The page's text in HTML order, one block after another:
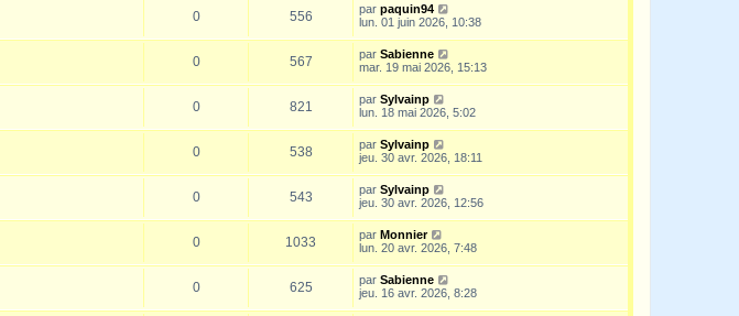
0 556 par paquin94
lun. 01 juin 2026, 10:38
0 567 par Sabienne
mar. 19 mai 2026, 15:13
0 821 par Sylvainp
lun. 18 mai 2026, 5:02
0 538 par Sylvainp
jeu. 30 avr. 2026, 18:11
0 543 par Sylvainp
jeu. 30 avr. 2026, 12:56
0 1033 par Monnier
lun. 20 avr. 2026, 7:48
0 625 par Sabienne
jeu. 16 avr. 2026, 8:28